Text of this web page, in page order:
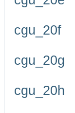
cgu_20f
cgu_20g
cgu_20h